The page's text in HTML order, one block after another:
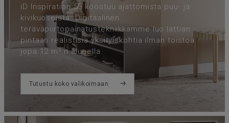
iD Inspiration 55 koostuu ajattomista puu- ja
kivikuoseista. Digitaalinen
teräväpiirtopainatustekniikkamme luo lattian
pintaan realistisia yksityiskohtia ilman toistoa
jopa 12 m²:n alueella.
Tutustu koko valikoimaan